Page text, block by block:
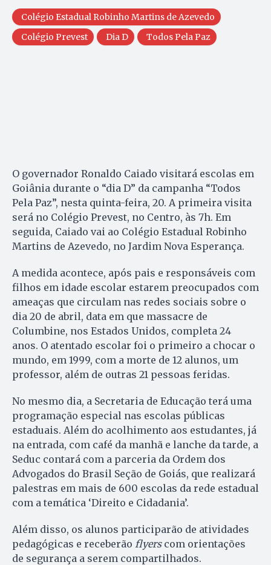
Colégio Estadual Robinho Martins de Azevedo
Colégio Prevest
Dia D Todos Pela Paz
O governador Ronaldo Caiado visitará escolas em
Goiânia durante o “dia D” da campanha “Todos
Pela Paz”, nesta quinta-feira, 20. A primeira visita
será no Colégio Prevest, no Centro, às 7h. Em
seguida, Caiado vai ao Colégio Estadual Robinho
Martins de Azevedo, no Jardim Nova Esperança.
A medida acontece, após pais e responsáveis com
filhos em idade escolar estarem preocupados com
ameaças que circulam nas redes sociais sobre o
dia 20 de abril, data em que massacre de
Columbine, nos Estados Unidos, completa 24
anos. O atentado escolar foi o primeiro a chocar o
mundo, em 1999, com a morte de 12 alunos, um
professor, além de outras 21 pessoas feridas.
No mesmo dia, a Secretaria de Educação terá uma
programação especial nas escolas públicas
estaduais. Além do acolhimento aos estudantes, já
na entrada, com café da manhã e lanche da tarde, a
Seduc contará com a parceria da Ordem dos
Advogados do Brasil Seção de Goiás, que realizará
palestras em mais de 600 escolas da rede estadual
com a temática ‘Direito e Cidadania’.
Além disso, os alunos participarão de atividades
pedagógicas e receberão flyerscom orientações
de segurança a serem compartilhados.